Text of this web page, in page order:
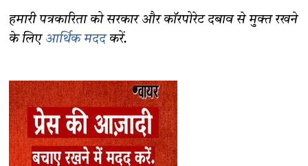
हमारी पत्रकारिता को सरकार और कॉरपोरेट दबाव से मुक्त रखने
के लिए आर्थिक मददकरें.